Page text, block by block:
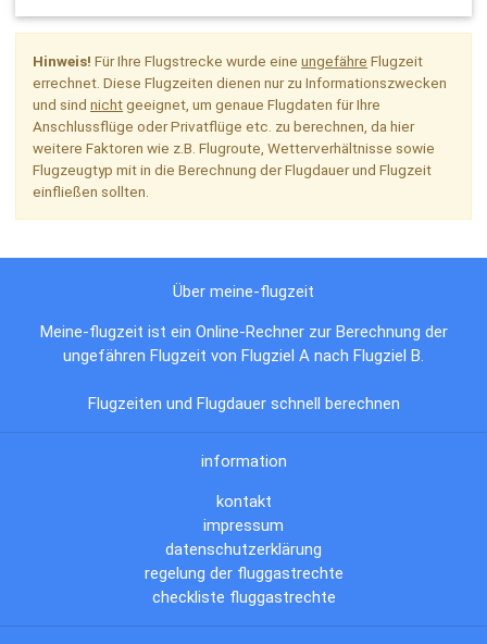
Hinweis! Für Ihre Flugstrecke wurde eineungefähre Flugzeit
errechnet. Diese Flugzeiten dienen nur zu Informationszwecken
und sindnichtgeeignet, um genaue Flugdaten für Ihre
Anschlussflüge oder Privatflüge etc. zu berechnen, da hier
weitere Faktoren wie z.B. Flugroute, Wetterverhältnisse sowie
Flugzeugtyp mit in die Berechnung der Flugdauer und Flugzeit
einfließen sollten.
Über meine-flugzeit
Meine-flugzeit ist ein Online-Rechner zur Berechnung der
ungefähren Flugzeit von Flugziel A nach Flugziel B.
Flugzeiten und Flugdauer schnell berechnen
information
kontakt
impressum
datenschutzerklärung
regelung der fluggastrechte
checkliste fluggastrechte